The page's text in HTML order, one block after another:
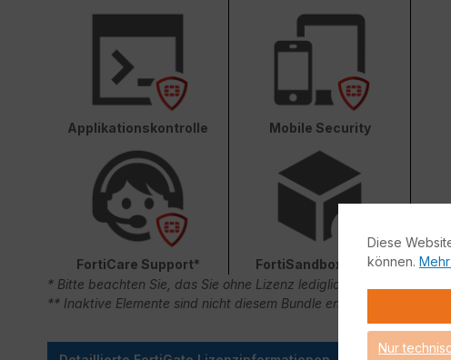
Applikationskontrolle Mobile Security
FortiCare Support* FortiSandbox Cloud
* Bitte beachten Sie, das Sie ohne Lizenz lediglich 90 Tage von
** Inaktive Elemente sind nicht diesem Bundle enthalten.
Diese
können.
Nur